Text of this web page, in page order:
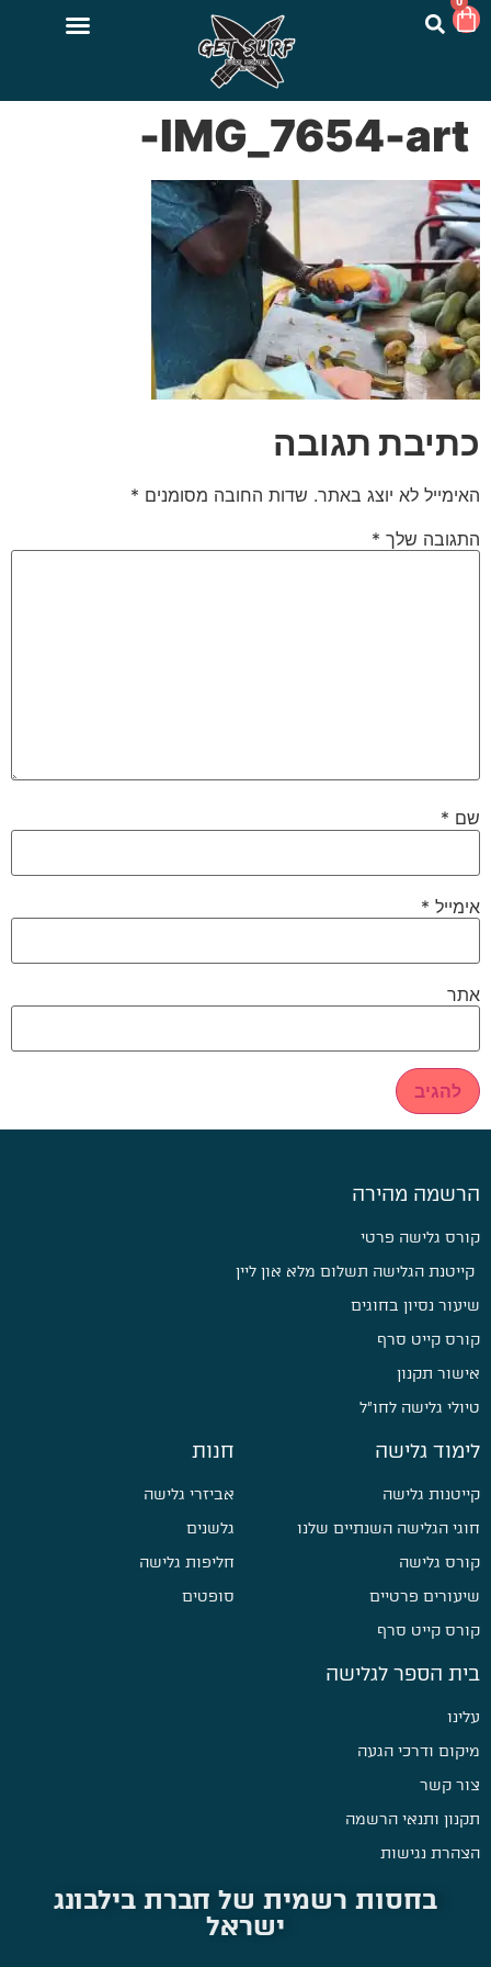
IMG_7654-art-
כתיבת תגובה
האימייל לא יוצג באתר. שדות החובה מסומנים *
התגובה שלך *
שם *
אימייל *
אתר
הרשמה מהירה
קורס גלישה פרטי
קייטנת הגלישה תשלום מלא און ליין
שיעור נסיון בחוגים
קורס קייט סרף
אישור תקנון
טיולי גלישה לחו״ל
לימוד גלישה
קייטנות גלישה
חוגי הגלישה השנתיים שלנו
קורס גלישה
שיעורים פרטיים
קורס קייט סרף
חנות
אביזרי גלישה
גלשנים
חליפות גלישה
סופטים
בית הספר לגלישה
עלינו
מיקום ודרכי הגעה
צור קשר
תקנון ותנאי הרשמה
הצהרת נגישות
בחסות רשמית של חברת בילבונג
ישראל